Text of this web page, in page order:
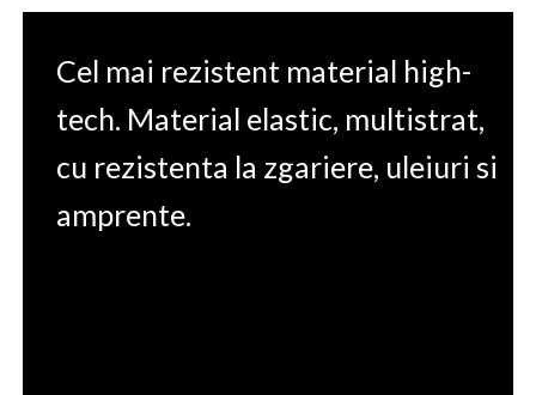
Cel mai rezistent material high-
tech. Material elastic, multistrat,
cu rezistenta la zgariere, uleiuri si
amprente.